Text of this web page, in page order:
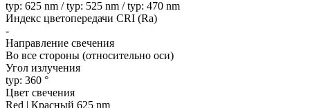
typ: 625 nm / typ: 525 nm / typ: 470 nm
Индекс цветопередачи CRI (Ra)
-
Направление свечения
Во все стороны (относительно оси)
Угол излучения
typ: 360 °
Цвет свечения
Red | Красный 625 nm